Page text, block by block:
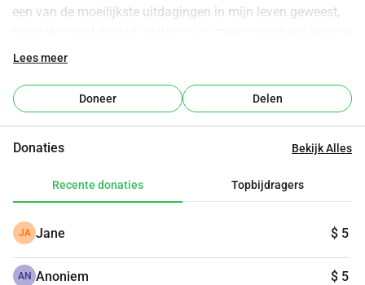
een van de moeilijkste uitdagingen in mijn leven geweest,
komen. Ik ben op mijn reis van kankerbehandeling en heb
helpen. Jullie gulle donatie zal rechtstreeks invloed hebben
op mijn leven en me in staat stellen de nodige behandeling
Hoe klein of groot ook, jullie donatie betekent veel voor me.
verslaan tijdens deze moeilijke reis. Bedankt voor jullie
Lees meer
Doneer Delen
Donaties Bekijk Alles
Recente donaties Topbijdragers
JA Jane $ 5
AN Anoniem $ 5